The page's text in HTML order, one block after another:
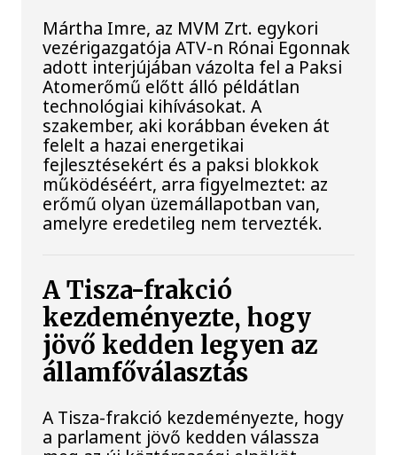
Mártha Imre, az MVM Zrt. egykori
vezérigazgatója ATV-n Rónai Egonnak
adott interjújában vázolta fel a Paksi
Atomerőmű előtt álló példátlan
technológiai kihívásokat. A
szakember, aki korábban éveken át
felelt a hazai energetikai
fejlesztésekért és a paksi blokkok
működéséért, arra figyelmeztet: az
erőmű olyan üzemállapotban van,
amelyre eredetileg nem tervezték.
A Tisza-frakció
kezdeményezte, hogy
jövő kedden legyen az
államfőválasztás
A Tisza-frakció kezdeményezte, hogy
a parlament jövő kedden válassza